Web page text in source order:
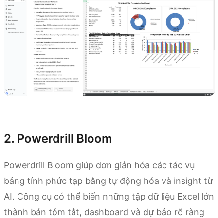
2. Powerdrill Bloom
Powerdrill Bloom giúp đơn giản hóa các tác vụ
bảng tính phức tạp bằng tự động hóa và insight từ
AI. Công cụ có thể biến những tập dữ liệu Excel lớn
thành bản tóm tắt, dashboard và dự báo rõ ràng